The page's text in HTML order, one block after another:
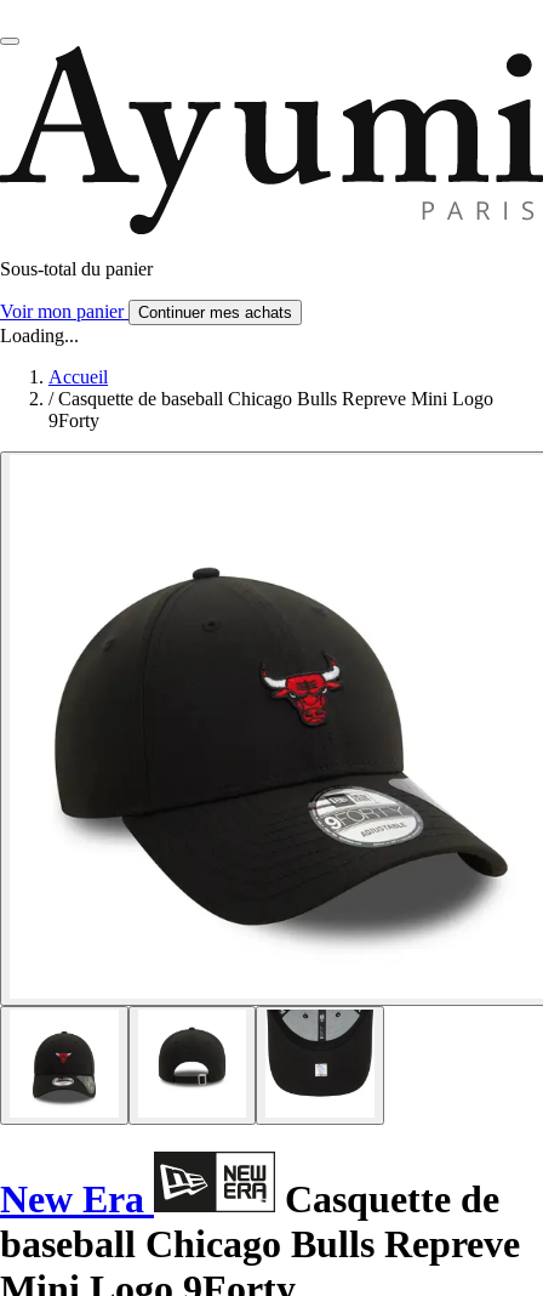
Sous-total du panier
Voir mon panier Continuer mes achats
Loading...
Accueil
/ Casquette de baseball Chicago Bulls Repreve Mini Logo
9Forty
New Era
Casquette de
baseball Chicago Bulls Repreve